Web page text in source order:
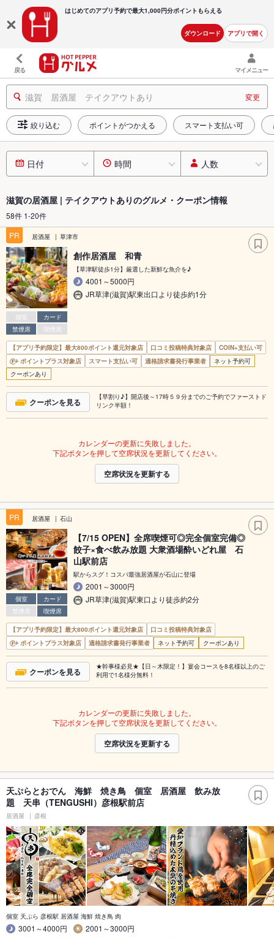
はじめてのアプリ予約で最大1,000円分ポイントもらえる
ダウンロード アプリで開く
戻る マイメニュー
滋賀 居酒屋 テイクアウトあり 変更
絞り込む ポイントがつかえる スマート支払い可
日付 時間 人数
滋賀の居酒屋 | テイクアウトありのグルメ・クーポン情報
58件 1-20件
PR
居酒屋 草津市
個室
カード
禁煙席
喫煙席
創作居酒屋 和青
【草津駅徒歩1分】厳選した新鮮な魚介を♪
4001～5000円
JR草津(滋賀)駅東出口より徒歩約1分
【アプリ予約限定】最大800ポイント還元対象店 口コミ投稿特典対象店
COIN+支払い可
ポイントプラス対象店
スマート支払い可 適格請求書発行事業者
ネット予約可
クーポンあり
クーポンを見る
【早割り♪】開店後～17時５９分までのご予約でファーストド
リンク半額！
カレンダーの更新に失敗しました。
下記ボタンを押して空席状況を更新してください。
空席状況を更新する
PR 居酒屋 石山
個室
カード
禁煙席
喫煙席
【7/15 OPEN】全席喫煙可◎完全個室完備◎
餃子×食べ飲み放題 大衆酒場酔いどれ屋 石
山駅前店
駅からスグ！コスパ最強居酒屋が石山に登場
2001～3000円
JR草津(滋賀)駅東口より徒歩約2分
【アプリ予約限定】最大800ポイント還元対象店
口コミ投稿特典対象店
ポイントプラス対象店
適格請求書発行事業者 ネット予約可 クーポンあり
クーポンを見る
★幹事様必見★【日～木限定！】宴会コースを8名様以上のご
利用で1名様分無料！
カレンダーの更新に失敗しました。
下記ボタンを押して空席状況を更新してください。
空席状況を更新する
天ぷらとおでん 海鮮 焼き鳥 個室 居酒屋 飲み放
題 天串（TENGUSHI）彦根駅前店
居酒屋 彦根
個室 天ぷら 彦根駅 居酒屋 海鮮 焼き鳥 肉
3001～4000円
2001～3000円